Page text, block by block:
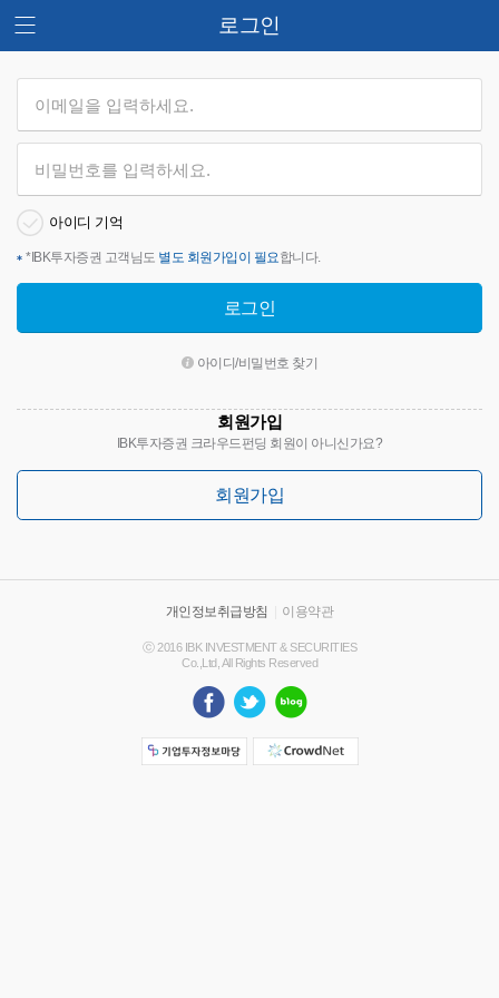
로그인
아이디 기억
*IBK투자증권 고객님도 별도 회원가입이 필요합니다.
로그인
아이디/비밀번호 찾기
회원가입
IBK투자증권 크라우드펀딩 회원이 아니신가요?
회원가입
개인정보취급방침 이용약관
ⓒ 2016 IBK INVESTMENT & SECURITIES
Co.,Ltd, All Rights Reserved